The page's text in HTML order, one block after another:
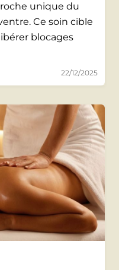
unique du
Ce soin cible
blocages
22/12/2025